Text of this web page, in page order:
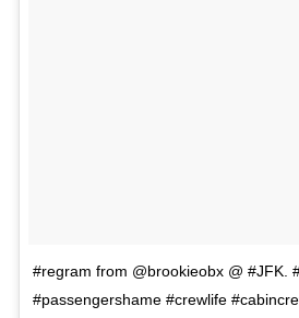
#regram from @brookieobx @ #JFK.
#passengershame #crewlife